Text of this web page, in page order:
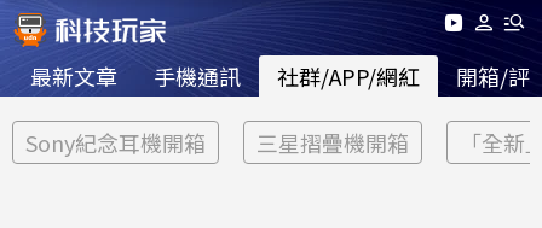
最新文章 手機通訊 社群/APP/網紅 開箱/評
Sony紀念耳機開箱 三星摺疊機開箱 「全新